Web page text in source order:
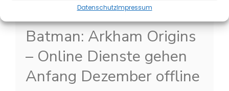
DatenschutzImpressum
Batman: Arkham Origins
– Online Dienste gehen
Anfang Dezember offline